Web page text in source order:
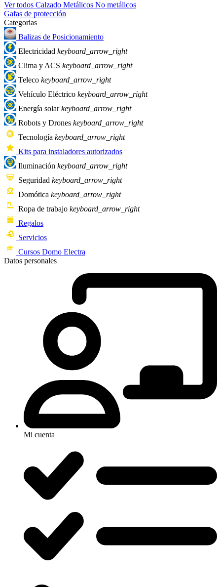
Ver todos Calzado Metálicos No metálicos
Gafas de protección
Categorias
Balizas de Posicionamiento
Electricidad keyboard_arrow_right
Clima y ACS keyboard_arrow_right
Teleco keyboard_arrow_right
Vehículo Eléctrico keyboard_arrow_right
Energía solarkeyboard_arrow_right
Robots y Drones keyboard_arrow_right
Tecnología keyboard_arrow_right
Kits para instaladores autorizados
Iluminación keyboard_arrow_right
Seguridad keyboard_arrow_right
Domótica keyboard_arrow_right
Ropa de trabajo keyboard_arrow_right
Regalos
Servicios
Cursos Domo Electra
Datos personales
Mi cuenta